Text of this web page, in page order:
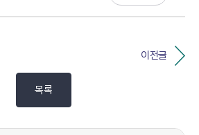
이전글
목록